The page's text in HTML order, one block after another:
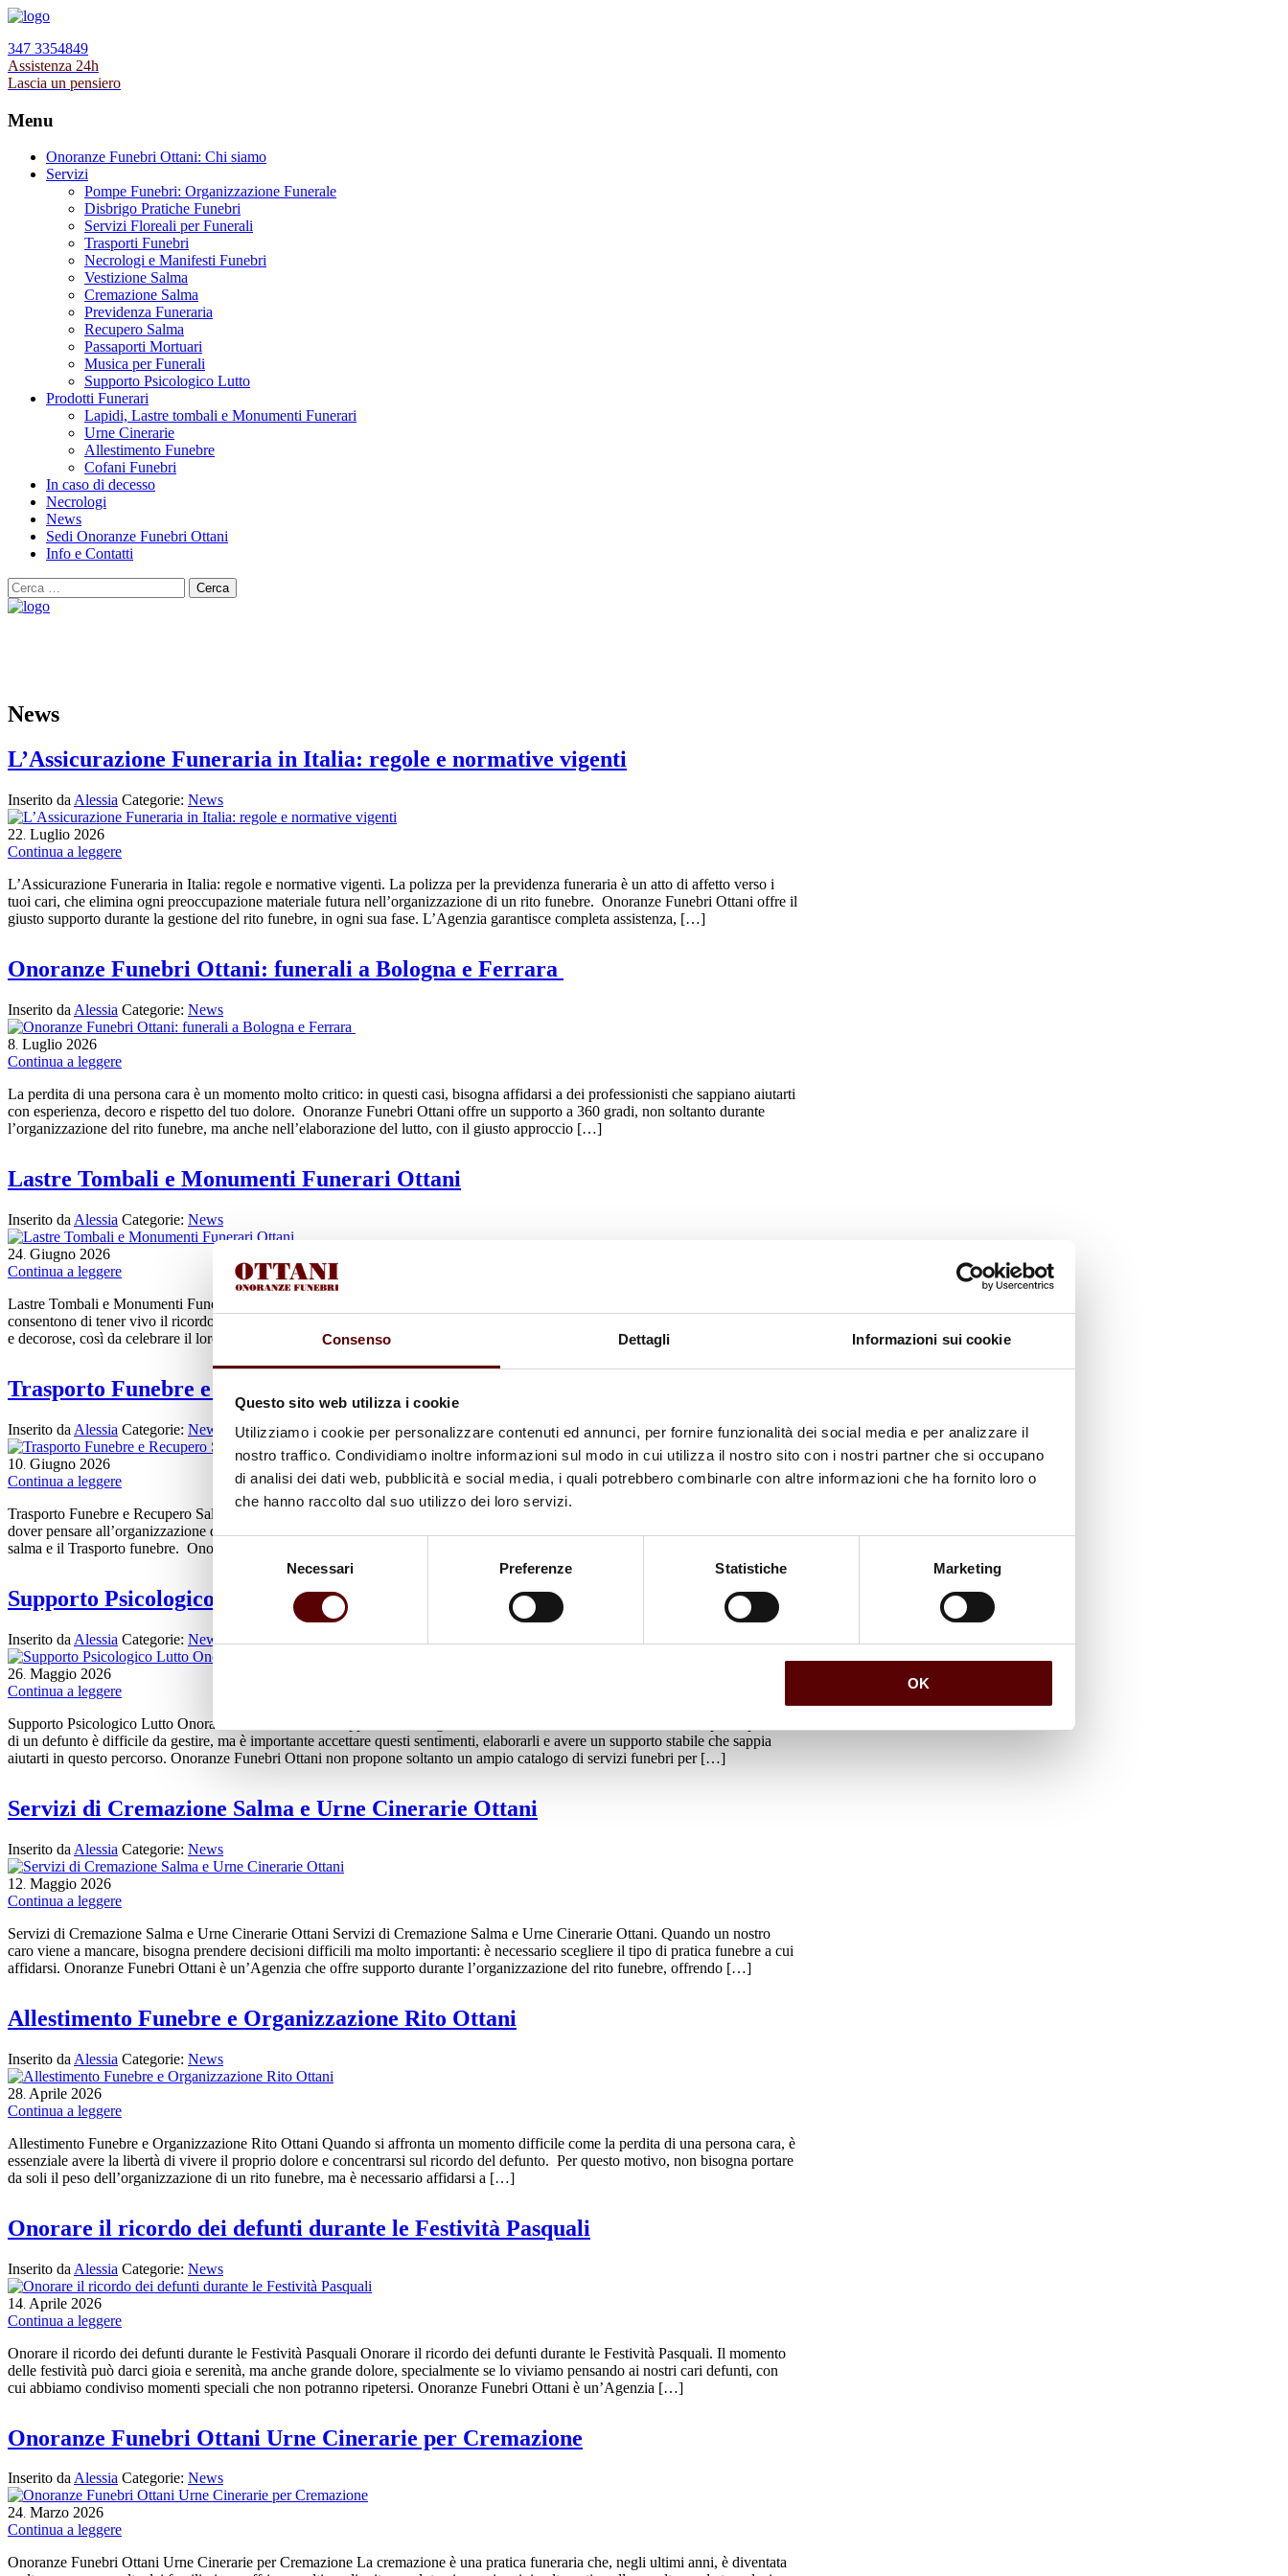
Consenso Dettagli Informazioni sui cookie
Questo sito web utilizza i cookie
Utilizziamo i cookie per personalizzare contenuti ed annunci, per fornire funzionalità dei social media e per analizzare il
nostro traffico. Condividiamo inoltre informazioni sul modo in cui utilizza il nostro sito con i nostri partner che si occupano
di analisi dei dati web, pubblicità e social media, i quali potrebbero combinarle con altre informazioni che ha fornito loro o
che hanno raccolto dal suo utilizzo dei loro servizi.
Selezione
Necessari Preferenze Statistiche Marketing
OK
347 3354849
Assistenza 24h
Lascia un pensiero
Menu
Onoranze Funebri Ottani: Chi siamo
Servizi
Pompe Funebri: Organizzazione Funerale
Disbrigo Pratiche Funebri
Servizi Floreali per Funerali
Trasporti Funebri
Necrologi e Manifesti Funebri
Vestizione Salma
Cremazione Salma
Previdenza Funeraria
Recupero Salma
Passaporti Mortuari
Musica per Funerali
Supporto Psicologico Lutto
Prodotti Funerari
Lapidi, Lastre tombali e Monumenti Funerari
Urne Cinerarie
Allestimento Funebre
Cofani Funebri
In caso di decesso
Necrologi
News
Sedi Onoranze Funebri Ottani
Info e Contatti
Cerca
per:
News
L’Assicurazione Funeraria in Italia: regole e normative vigenti
Inserito da Alessia Categorie: News
22. Luglio 2026
Continua a leggere
L’Assicurazione Funeraria in Italia: regole e normative vigenti. La polizza per la previdenza funeraria è un atto di affetto verso i
tuoi cari, che elimina ogni preoccupazione materiale futura nell’organizzazione di un rito funebre. Onoranze Funebri Ottani offre il
giusto supporto durante la gestione del rito funebre, in ogni sua fase. L’Agenzia garantisce completa assistenza, […]
Onoranze Funebri Ottani: funerali a Bologna e Ferrara
Inserito da Alessia Categorie: News
8. Luglio 2026
Continua a leggere
La perdita di una persona cara è un momento molto critico: in questi casi, bisogna affidarsi a dei professionisti che sappiano aiutarti
con esperienza, decoro e rispetto del tuo dolore. Onoranze Funebri Ottani offre un supporto a 360 gradi, non soltanto durante
l’organizzazione del rito funebre, ma anche nell’elaborazione del lutto, con il giusto approccio […]
Lastre Tombali e Monumenti Funerari Ottani
Inserito da Alessia Categorie: News
24 Giugno 2026
Continua a leggere
Lastre Tombali e Monumenti Funerari Ottani Le lapidi e i monumenti funerari sono un gesto di affetto verso i propri cari defunti:
consentono di tener vivo il ricordo della persona, anche dopo la sua perdita. È necessario rendere il luogo delle spoglie accoglienti
e decorose, così da celebrare il loro ricordo. Onoranze Funebri Ottani presenta […]
Trasporto Funebre e Recupero Salma Onoranze Funebri Ottani
Inserito da Alessia Categorie: News
10 Giugno 2026
Continua a leggere
Trasporto Funebre e Recupero Salma Onoranze Funebri Ottani In un momento difficile come la perdita di un caro, non è semplice
dover pensare all’organizzazione di un funerale. In particolare, non è facile gestire le attività logistiche, come il Recupero della
salma e il Trasporto funebre. Onoranze Funebri Ottani offre un supporto a 360 gradi nell’organizzazione […]
Supporto Psicologico Lutto Onoranze Funebri Ottani
Inserito da Alessia Categorie: News
26 Maggio 2026
Continua a leggere
Supporto Psicologico Lutto Onoranze Funebri Ottani Supporto Psicologico lutto Onoranze Funebri Ottani. Il dolore per la perdita
di un defunto è difficile da gestire, ma è importante accettare questi sentimenti, elaborarli e avere un supporto stabile che sappia
aiutarti in questo percorso. Onoranze Funebri Ottani non propone soltanto un ampio catalogo di servizi funebri per […]
Servizi di Cremazione Salma e Urne Cinerarie Ottani
Inserito da Alessia Categorie: News
12 Maggio 2026
Continua a leggere
Servizi di Cremazione Salma e Urne Cinerarie Ottani Servizi di Cremazione Salma e Urne Cinerarie Ottani. Quando un nostro
caro viene a mancare, bisogna prendere decisioni difficili ma molto importanti: è necessario scegliere il tipo di pratica funebre a cui
affidarsi. Onoranze Funebri Ottani è un’Agenzia che offre supporto durante l’organizzazione del rito funebre, offrendo […]
Allestimento Funebre e Organizzazione Rito Ottani
Inserito da Alessia Categorie: News
28 Aprile 2026
Continua a leggere
Allestimento Funebre e Organizzazione Rito Ottani Quando si affronta un momento difficile come la perdita di una persona cara, è
essenziale avere la libertà di vivere il proprio dolore e concentrarsi sul ricordo del defunto. Per questo motivo, non bisogna portare
da soli il peso dell’organizzazione di un rito funebre, ma è necessario affidarsi a […]
Onorare il ricordo dei defunti durante le Festività Pasquali
Inserito da Alessia Categorie: News
14 Aprile 2026
Continua a leggere
Onorare il ricordo dei defunti durante le Festività Pasquali Onorare il ricordo dei defunti durante le Festività Pasquali. Il momento
delle festività può darci gioia e serenità, ma anche grande dolore, specialmente se lo viviamo pensando ai nostri cari defunti, con
cui abbiamo condiviso momenti speciali che non potranno ripetersi. Onoranze Funebri Ottani è un’Agenzia […]
Onoranze Funebri Ottani Urne Cinerarie per Cremazione
Inserito daAlessia Categorie: News
24. Marzo 2026
Continua a leggere
Onoranze Funebri Ottani Urne Cinerarie per Cremazione La cremazione è una pratica funeraria che, negli ultimi anni, è diventata